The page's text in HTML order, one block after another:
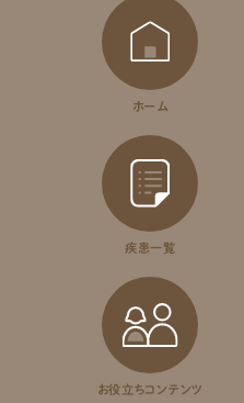
本研究班に
医療関係の
最新情報
お問い合わ
ホーム
疾患一覧
お役立ちコンテンツ